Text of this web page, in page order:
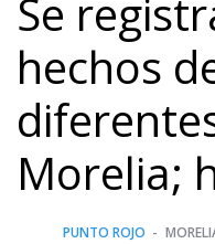
Se
hechos
Morelia;
PUNTO ROJO